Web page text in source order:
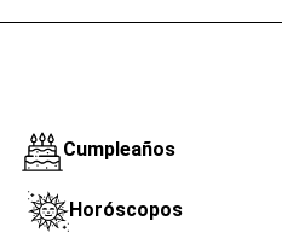
Cumpleaños
Horóscopos